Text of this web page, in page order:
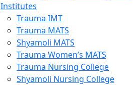
Institutes
Trauma IMT
Trauma MATS
Shyamoli MATS
Trauma Women’s MATS
Trauma Nursing College
Shyamoli Nursing College